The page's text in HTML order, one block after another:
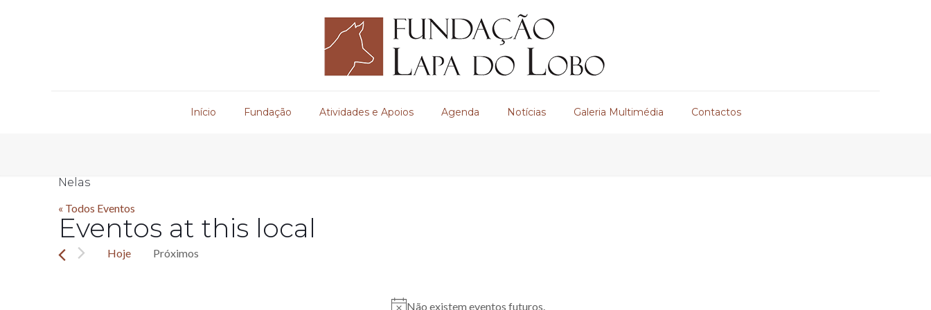
Início Fundação Atividades e Apoios Agenda Notícias Galeria Multimédia Contactos
Nelas
« Todos Eventos
Eventos at this local
Não existem eventos futuros.
Hoje
Próximos